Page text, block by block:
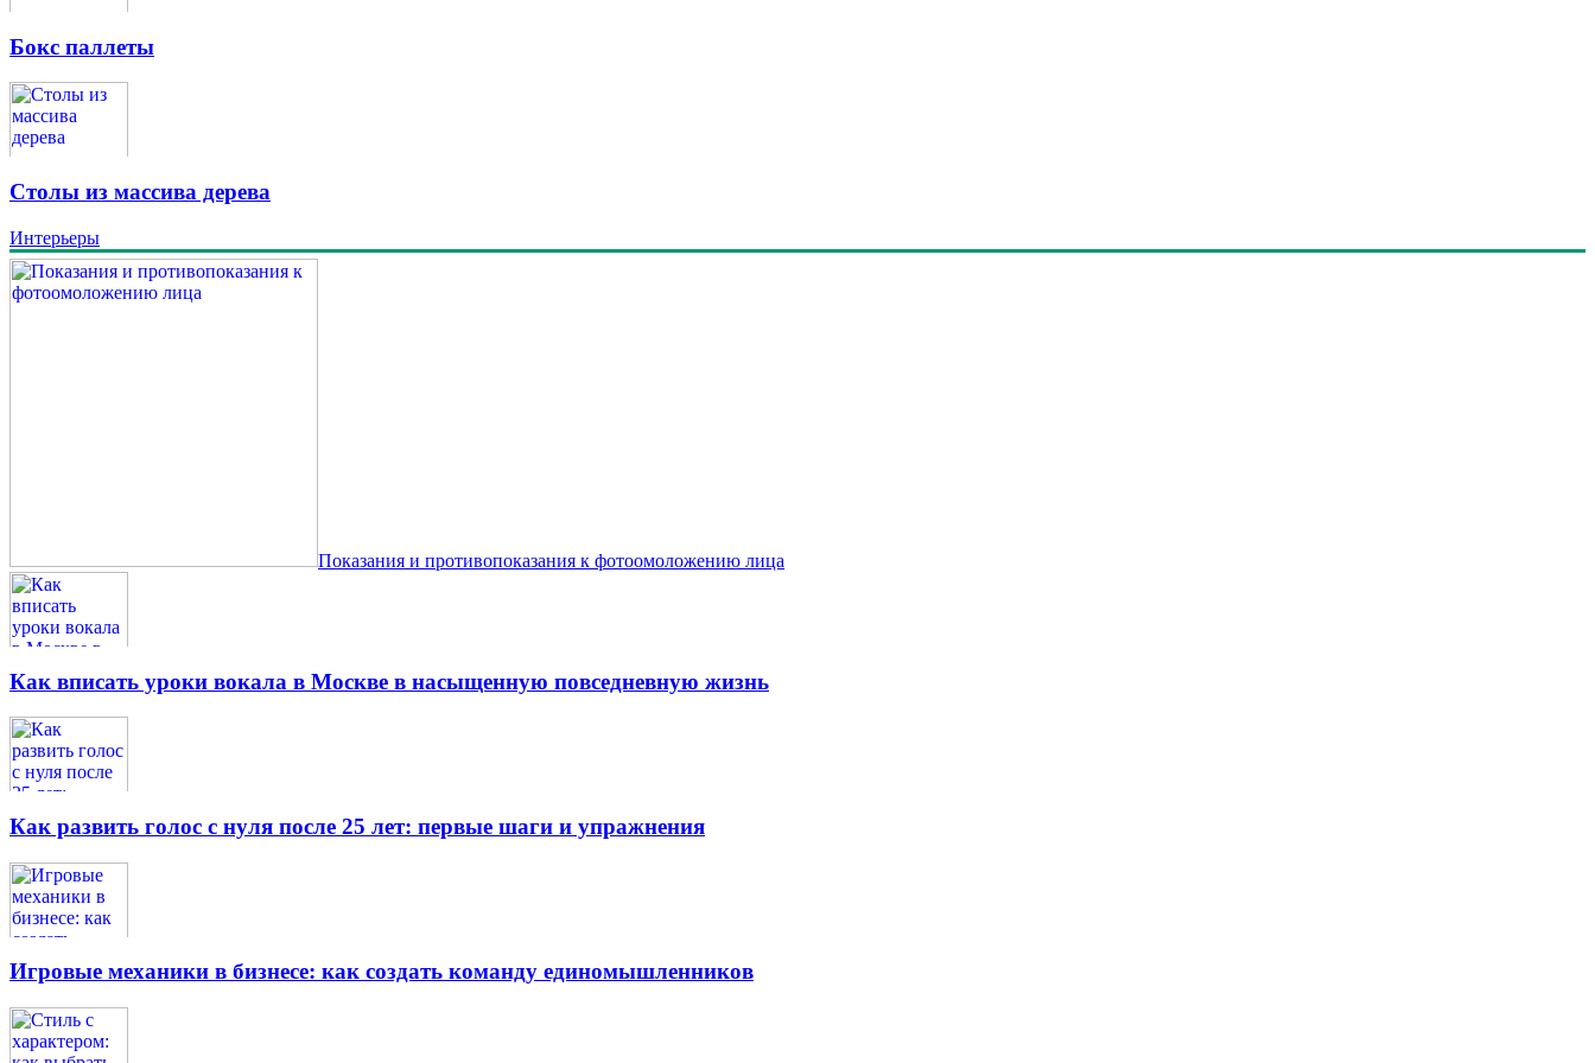
Бокс паллеты
Столы из массива дерева
Интерьеры
Показания и противопоказания к фотоомоложению лица
Как вписать уроки вокала в Москве в насыщенную повседневную жизнь
Как развить голос с нуля после 25 лет: первые шаги и упражнения
Игровые механики в бизнесе: как создать команду единомышленников